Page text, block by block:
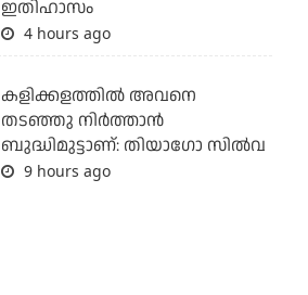
ഇതിഹാസം
4 hours ago
കളിക്കളത്തില്‍ അവനെ
തടഞ്ഞു നിര്‍ത്താന്‍
ബുദ്ധിമുട്ടാണ്: തിയാഗോ സില്‍വ
9 hours ago